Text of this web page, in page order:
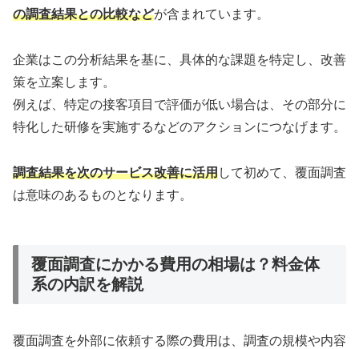
の調査結果との比較などが含まれています。
企業はこの分析結果を基に、具体的な課題を特定し、改善
策を立案します。
例えば、特定の接客項目で評価が低い場合は、その部分に
特化した研修を実施するなどのアクションにつなげます。
調査結果を次のサービス改善に活用して初めて、覆面調査
は意味のあるものとなります。
覆面調査にかかる費用の相場は？料金体
系の内訳を解説
覆面調査を外部に依頼する際の費用は、調査の規模や内容